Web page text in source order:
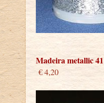
Madeira metallic 41
€ 4,20